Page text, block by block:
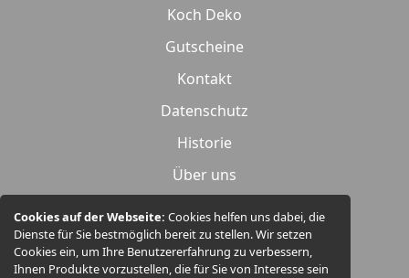
Cookies auf der Webseite:Cookies helfen uns dabei, die
Dienste für Sie bestmöglich bereit zu stellen. Wir setzen
Cookies ein, um Ihre Benutzererfahrung zu verbessern,
Ihnen Produkte vorzustellen, die für Sie von Interesse sein
Koch Deko
Gutscheine
Kontakt
Datenschutz
Historie
Über uns
Produktübersicht